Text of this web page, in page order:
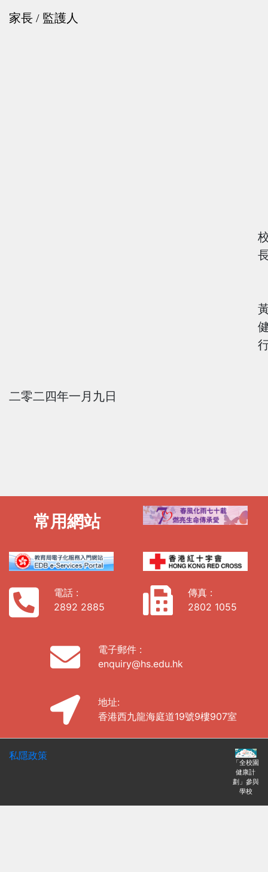
家長 / 監護人
二零二四年一月九日
常用網站
電話 :
2892 2885
傳真 :
2802 1055
電子郵件 :
enquiry@hs.edu.hk
地址:
香港西九龍海庭道19號9樓907室
私隱政策
「全校園
健康計
劃」參與
學校